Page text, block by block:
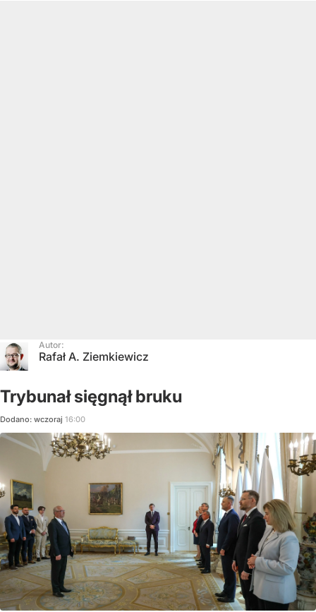
Autor:
Rafał A. Ziemkiewicz
Trybunał sięgnął bruku
Dodano: wczoraj 16:00